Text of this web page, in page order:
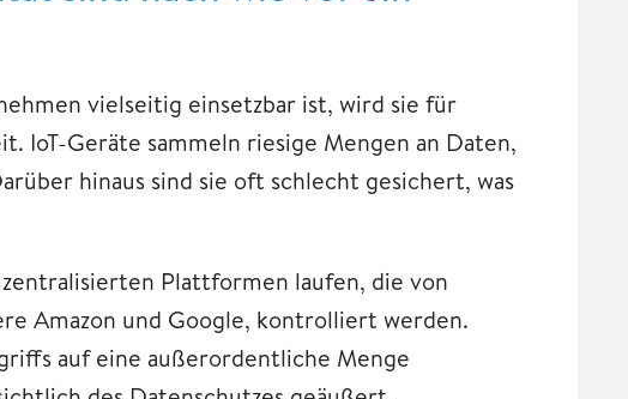
vielseitig einsetzbar ist, wird sie für
IoT-Geräte sammeln riesige Mengen an Daten,
hinaus sind sie oft schlecht gesichert, was
Plattformen laufen, die von
Amazon und Google, kontrolliert werden.
auf eine außerordentliche Menge